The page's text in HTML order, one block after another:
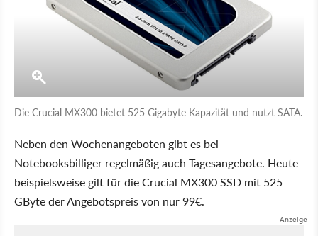
Die Crucial MX300 bietet 525 Gigabyte Kapazität und nutzt SATA.
Neben den Wochenangeboten gibt es bei
Notebooksbilliger regelmäßig auch Tagesangebote. Heute
beispielsweise gilt für die Crucial MX300 SSD mit 525
GByte der Angebotspreis von nur 99€.